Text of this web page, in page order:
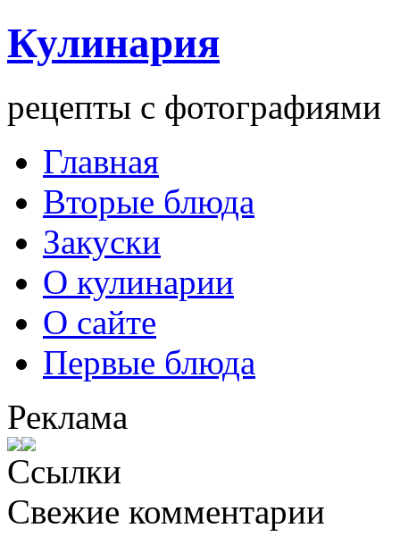
Кулинария
рецепты с фотографиями
Главная
Вторые блюда
Закуски
О кулинарии
О сайте
Первые блюда
Реклама
Ссылки
Свежие комментарии